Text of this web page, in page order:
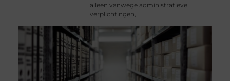
alleen vanwege administratieve
verplichtingen,